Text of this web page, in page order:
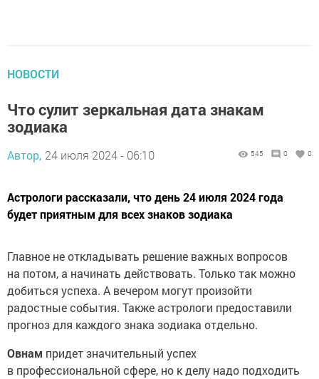
НОВОСТИ
Что сулит зеркальная дата знакам
зодиака
Автор, 24 июля 2024 - 06:10 545 0 0
Астрологи рассказали, что день 24 июля 2024 года
будет приятным для всех знаков зодиака
Главное не откладывать решение важных вопросов
на потом, а начинать действовать. Только так можно
добиться успеха. А вечером могут произойти
радостные события. Также астрологи предоставили
прогноз для каждого знака зодиака отдельно.
Овнам придет значительный успех
в профессиональной сфере, но к делу надо подходить